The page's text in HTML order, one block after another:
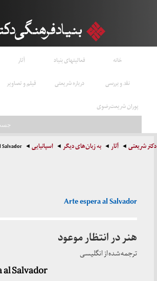
خانه فعالیتهای بنیاد آثار
نقد و بررسی
درباره شریعتی فیلم و تصاویر
پوران شریعت‌رضوی
دکتر شریعتی آثار به زبان‌های دیگر اسپانیایی Salvador
Arte espera al Salvador
هنر در انتظار موعود
ترجمه شده از انگلیسی
al Salvador